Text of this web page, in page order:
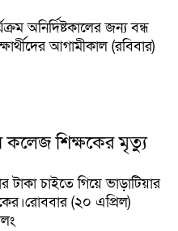
অনির্দিষ্টকালের জন্য বন্ধ
আগামীকাল (রবিবার)
কলেজ শিক্ষকের মৃত্যু
চাইতে গিয়ে ভাড়াটিয়ার
(২০ এপ্রিল)